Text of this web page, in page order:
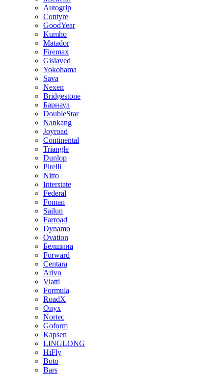
Autogrip
Contyre
GoodYear
Kumho
Matador
Firemax
Gislaved
Yokohama
Sava
Nexen
Bridgestone
Барнаул
DoubleStar
Nankang
Joyroad
Continental
Triangle
Dunlop
Pirelli
Nitto
Interstate
Federal
Foman
Sailun
Farroad
Dynamo
Ovation
Белшина
Forward
Centara
Arivo
Viatti
Formula
RoadX
Onyx
Nortec
Goform
Kapsen
LINGLONG
HiFly
Boto
Bars